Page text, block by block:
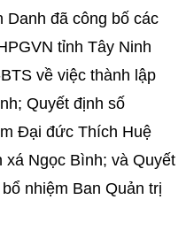
đã công bố các
tỉnh Tây Ninh
về việc thành lập
Quyết định số
Đại đức Thích Huệ
Ngọc Bình; và Quyết
nhiệm Ban Quản trị